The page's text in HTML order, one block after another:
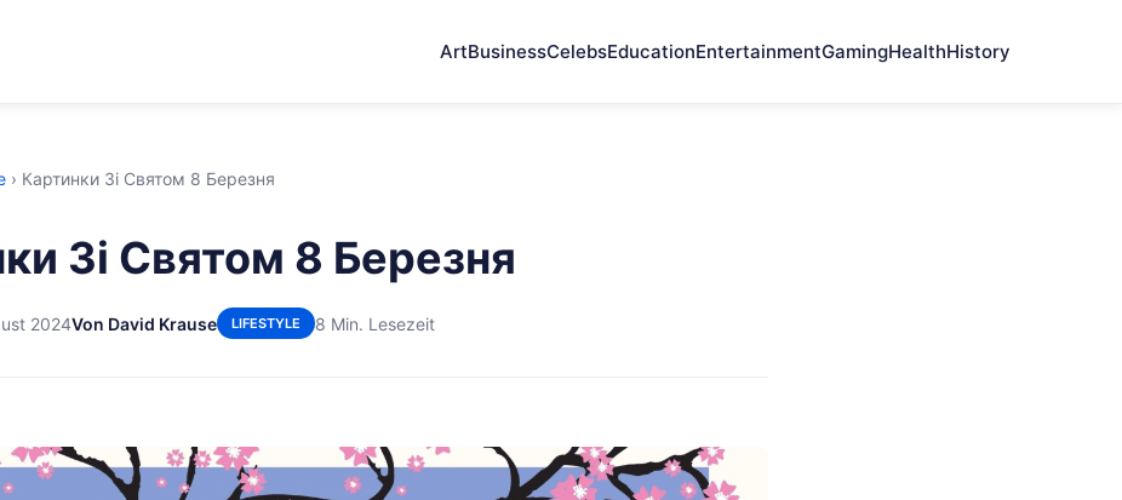
ArtBusinessCelebsEducationEntertainmentGamingHealthHistory
› Картинки Зі Святом 8 Березня
Зі Святом 8 Березня
2024Von David Krause LIFESTYLE 8 Min. Lesezeit